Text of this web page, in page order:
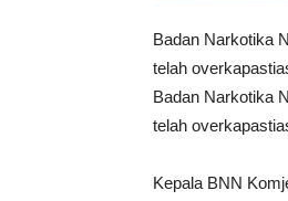
Badan Narkotika
telah
Badan Narkotika
telah
Kepala BNN